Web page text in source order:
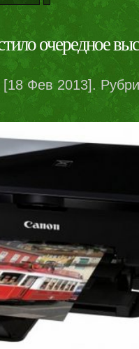
очередное
[18 Фев 2013].